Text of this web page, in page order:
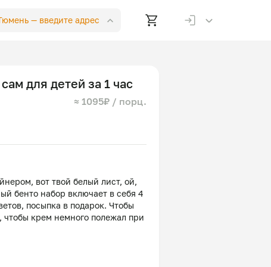
— введите адрес
для детей за 1 час
≈ 1095₽ / порц.
вот твой белый лист, ой,
бенто набор включает в себя 4
посыпка в подарок. Чтобы
крем немного полежал при
у мешков с кремом,
творить. Чем меньше
когда можно съесть